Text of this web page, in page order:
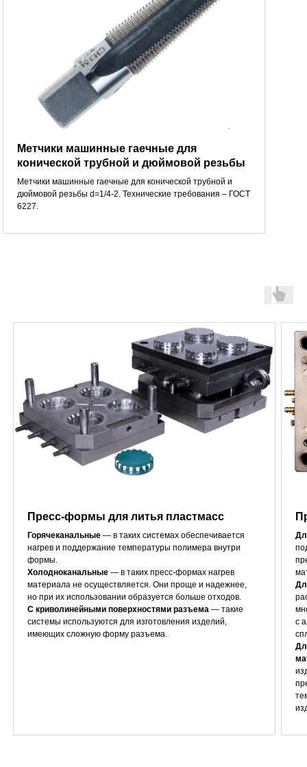
Метчики машинные гаечные для
конической трубной и дюймовой резьбы
Метчики машинные гаечные для конической трубной и
дюймовой резьбы d=1/4-2. Технические требования – ГОСТ
6227.
Пресс-формы для литья пластмасс
Горячеканальные — в таких системах обеспечивается
нагрев и поддержание температуры полимера внутри
формы.
Холодноканальные — в таких пресс-формах нагрев
материала не осуществляется. Они проще и надежнее,
но при их использовании образуется больше отходов.
С криволинейными поверхностями разъема — такие
системы используются для изготовления изделий,
имеющих сложную форму разъема.
с